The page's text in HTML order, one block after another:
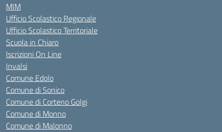
MIM
Ufficio Scolastico Regionale
Ufficio Scolastico Territoriale
Scuola in Chiaro
Iscrizioni On Line
Invalsi
Comune Edolo
Comune di Sonico
Comune di Corteno Golgi
Comune di Monno
Comune di Malonno